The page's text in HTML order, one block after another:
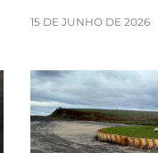
15 DE JUNHO DE 2026